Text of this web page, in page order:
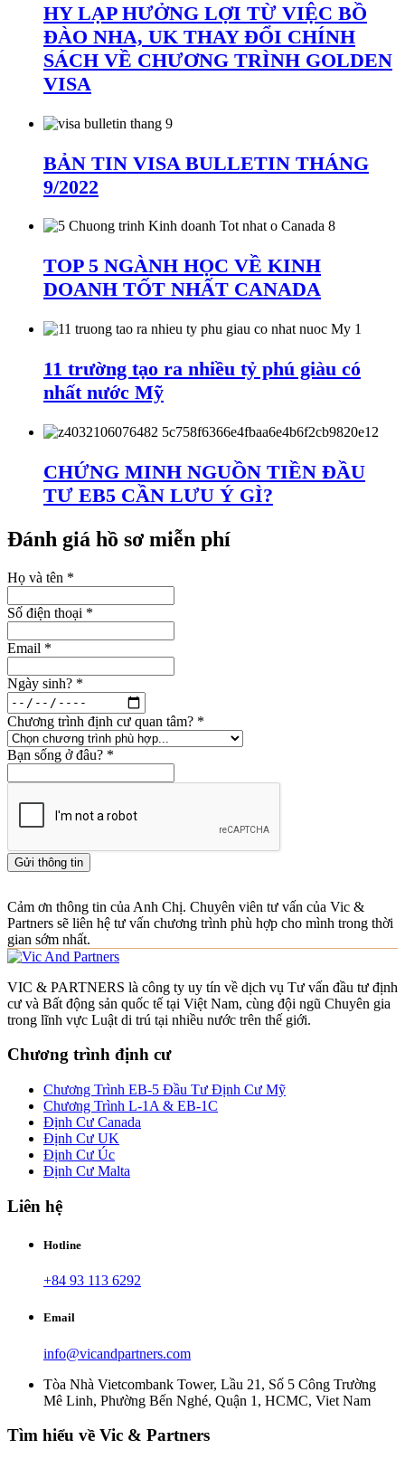
HY LẠP HƯỞNG LỢI TỪ VIỆC BỒ
ĐÀO NHA, UK THAY ĐỔI CHÍNH
SÁCH VỀ CHƯƠNG TRÌNH GOLDEN
VISA
BẢN TIN VISA BULLETIN THÁNG
9/2022
TOP 5 NGÀNH HỌC VỀ KINH
DOANH TỐT NHẤT CANADA
11 trường tạo ra nhiều tỷ phú giàu có
nhất nước Mỹ
CHỨNG MINH NGUỒN TIỀN ĐẦU
TƯ EB5 CẦN LƯU Ý GÌ?
Đánh giá hồ sơ miễn phí
Họ và tên *
Số điện thoại *
Email *
Ngày sinh? *
Chương trình định cư quan tâm? *
Bạn sống ở đâu? *
Gửi thông tin
Cảm ơn thông tin của Anh Chị. Chuyên viên tư vấn của Vic &
Partners sẽ liên hệ tư vấn chương trình phù hợp cho mình trong thời
gian sớm nhất.
VIC & PARTNERS là công ty uy tín về dịch vụ Tư vấn đầu tư định
cư và Bất động sản quốc tế tại Việt Nam, cùng đội ngũ Chuyên gia
trong lĩnh vực Luật di trú tại nhiều nước trên thế giới.
Chương trình định cư
Chương Trình EB-5 Đầu Tư Định Cư Mỹ
Chương Trình L-1A & EB-1C
Định Cư Canada
Định Cư UK
Định Cư Úc
Định Cư Malta
Liên hệ
Hotline
+84 93 113 6292
Email
info@vicandpartners.com
Tòa Nhà Vietcombank Tower, Lầu 21, Số 5 Công Trường
Mê Linh, Phường Bến Nghé, Quận 1, HCMC, Viet Nam
Tìm hiểu về Vic & Partners